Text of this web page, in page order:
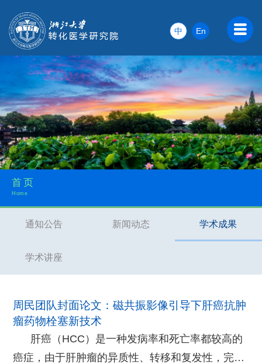
En
中
首页
Home
通知公告 新闻动态 学术成果
学术讲座
周民团队封面论文：磁共振影像引导下肝癌抗肿
瘤药物栓塞新技术
肝癌（HCC）是一种发病率和死亡率都较高的
癌症，由于肝肿瘤的异质性、转移和复发性，完全